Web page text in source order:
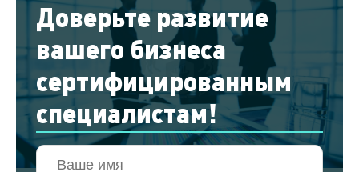
Доверьте развитие
вашего бизнеса
сертифицированным
специалистам!